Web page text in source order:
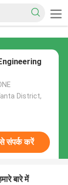
District,
संपर्क करें
बारे में